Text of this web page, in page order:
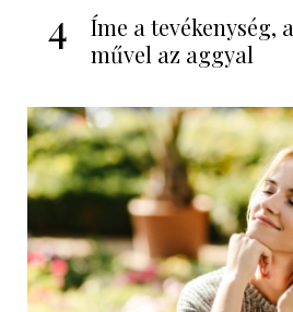
4
Íme a tevékenység,
művel az aggyal